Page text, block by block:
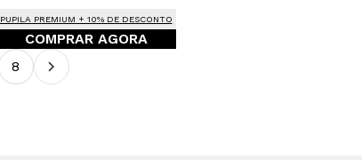
PUPILA PREMIUM + 10% DE DESCONTO
COMPRAR AGORA
8